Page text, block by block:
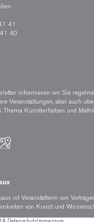
41
40
informieren wir Sie
Veranstaltungen, aber auch
Thema Künstlerfarben und
ist Veranstalterin von
von Kunst und